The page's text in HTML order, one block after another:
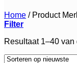
Home /Product
Filter
Resultaat 1–40